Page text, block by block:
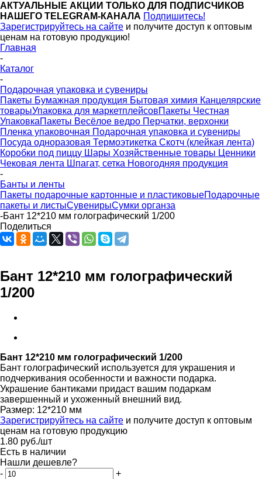
АКТУАЛЬНЫЕ АКЦИИ ТОЛЬКО ДЛЯ ПОДПИСЧИКОВ
НАШЕГО TELEGRAM-КАНАЛА Подпишитесь!
Зарегистрируйтесь на сайте и получите доступ к оптовым
ценам на готовую продукцию!
Главная
-
Каталог
-
Подарочная упаковка и сувениры
Пакеты Бумажная продукция Бытовая химия Канцелярские
товарыУпаковка для маркетплейсовПакеты Честная
УпаковкаПакеты Весёлое ведро Перчатки, верхонки
Пленка упаковочная Подарочная упаковка и сувениры
Посуда одноразовая Термоэтикетка Скотч (клейкая лента)
Коробки под пиццу Шары Хозяйственные товары Ценники
Чековая лента Шпагат, сетка Новогодняя продукция
-
Банты и ленты
Пакеты подарочные картонные и пластиковыеПодарочные
пакеты и листыСувенирыСумки органза
-Бант 12*210 мм голографический 1/200
Поделиться
Бант 12*210 мм голографический
1/200
Бант 12*210 мм голографический 1/200
Бант голографический используется для украшения и
подчеркивания особенности и важности подарка.
Украшение бантиками придаст вашим подаркам
завершенный и ухоженный внешний вид.
Размер: 12*210 мм
Зарегистрируйтесь на сайте и получите доступ к оптовым
ценам на готовую продукцию
1.80 руб./шт
Есть в наличии
Нашли дешевле?
-
+